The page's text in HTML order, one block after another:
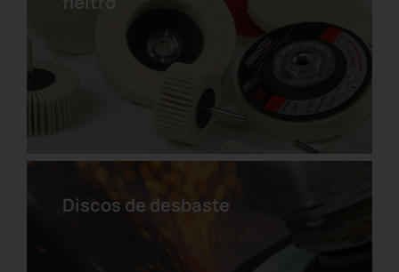
Disco clean strip con agujero
Discos de desbaste